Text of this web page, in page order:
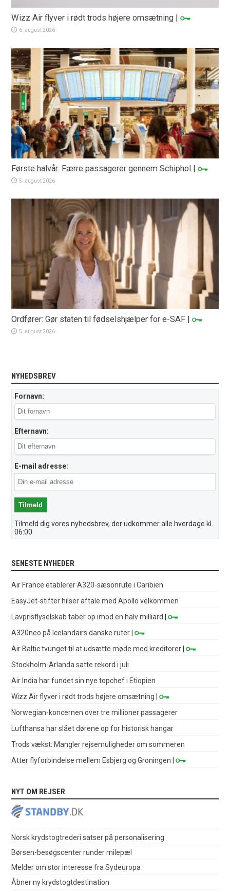
Wizz Air flyver i rødt trods højere omsætning |
6. august 2026
Første halvår: Færre passagerer gennem Schiphol |
5. august 2026
Ordfører: Gør staten til fødselshjælper for e-SAF |
5. august 2026
NYHEDSBREV
Fornavn:
Efternavn:
E-mail adresse:
Tilmeld dig vores nyhedsbrev, der udkommer alle hverdage kl.
06:00
SENESTE NYHEDER
Air France etablerer A320-sæsonrute i Caribien
EasyJet-stifter hilser aftale med Apollo velkommen
Lavprisflyselskab taber op imod en halv milliard
|
A320neo på Icelandairs danske ruter |
Air Baltic tvunget til at udsætte møde med kreditorer |
Stockholm-Arlanda satte rekord i juli
Air India har fundet sin nye topchef i Etiopien
Wizz Air flyver i rødt trods højere omsætning |
Norwegian-koncernen over tre millioner passagerer
Lufthansa har slået dørene op for historisk hangar
Trods vækst: Mangler rejsemuligheder om sommeren
Atter flyforbindelse mellem Esbjerg og Groningen |
NYT OM REJSER
Norsk krydstogtrederi satser på personalisering
Børsen-besøgscenter runder milepæl
Melder om stor interesse fra Sydeuropa
Åbner ny krydstogtdestination